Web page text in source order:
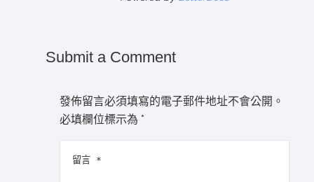
Submit a Comment
發佈留言必須填寫的電子郵件地址不會公開。
必填欄位標示為 *